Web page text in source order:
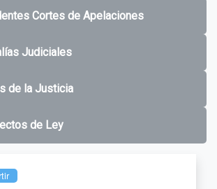
Cortes de Apelaciones
Judiciales
de la Justicia
de Ley